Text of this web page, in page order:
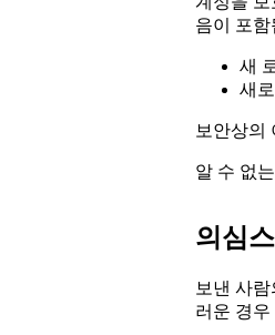
음이 포함
새
새
보안상의
알 수 없
의심
보낸 사
러운 경